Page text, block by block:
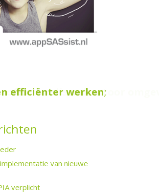
de
efficiënter privacywetgeving
werken.;
van nieuwe
verplicht